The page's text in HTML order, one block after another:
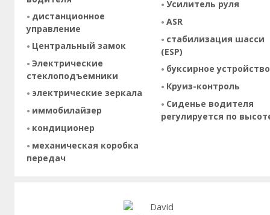
дистанционное
управление
Центральный замок
Электрические
стеклоподъемники
электрические зеркала
иммобилайзер
кондиционер
механическая коробка
передач
Усилитель руля
ASR
стабилизация шасси
(ESP)
буксирное устройство
Круиз-контроль
Сиденье водителя
регулируется по